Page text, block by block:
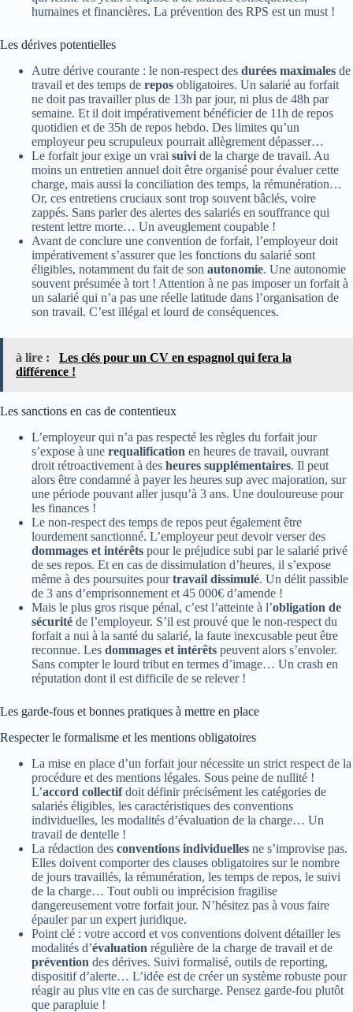
humaines et financières. La prévention des RPS est un must !
Les dérives potentielles
Autre dérive courante : le non-respect des durées maximales de
travail et des temps de repos obligatoires. Un salarié au forfait
ne doit pas travailler plus de 13h par jour, ni plus de 48h par
semaine. Et il doit impérativement bénéficier de 11h de repos
quotidien et de 35h de repos hebdo. Des limites qu’un
employeur peu scrupuleux pourrait allègrement dépasser…
Le forfait jour exige un vrai suivi de la charge de travail. Au
moins un entretien annuel doit être organisé pour évaluer cette
charge, mais aussi la conciliation des temps, la rémunération…
Or, ces entretiens cruciaux sont trop souvent bâclés, voire
zappés. Sans parler des alertes des salariés en souffrance qui
restent lettre morte… Un aveuglement coupable !
Avant de conclure une convention de forfait, l’employeur doit
impérativement s’assurer que les fonctions du salarié sont
éligibles, notamment du fait de son autonomie. Une autonomie
souvent présumée à tort ! Attention à ne pas imposer un forfait à
un salarié qui n’a pas une réelle latitude dans l’organisation de
son travail. C’est illégal et lourd de conséquences.
à lire :
Les clés pour un CV en espagnol qui fera la
différence !
Les sanctions en cas de contentieux
L’employeur qui n’a pas respecté les règles du forfait jour
s’expose à une requalification en heures de travail, ouvrant
droit rétroactivement à des heures supplémentaires. Il peut
alors être condamné à payer les heures sup avec majoration, sur
une période pouvant aller jusqu’à 3 ans. Une douloureuse pour
les finances !
Le non-respect des temps de repos peut également être
lourdement sanctionné. L’employeur peut devoir verser des
dommages et intérêts pour le préjudice subi par le salarié privé
de ses repos. Et en cas de dissimulation d’heures, il s’expose
même à des poursuites pourtravail dissimulé. Un délit passible
de 3 ans d’emprisonnement et 45 000€ d’amende !
Mais le plus gros risque pénal, c’est l’atteinte à l’obligation de
sécurité de l’employeur. S’il est prouvé que le non-respect du
forfait a nui à la santé du salarié, la faute inexcusable peut être
reconnue. Les dommages et intérêts peuvent alors s’envoler.
Sans compter le lourd tribut en termes d’image… Un crash en
réputation dont il est difficile de se relever !
Les garde-fous et bonnes pratiques à mettre en place
Respecter le formalisme et les mentions obligatoires
La mise en place d’un forfait jour nécessite un strict respect de la
procédure et des mentions légales. Sous peine de nullité !
L’accord collectifdoit définir précisément les catégories de
salariés éligibles, les caractéristiques des conventions
individuelles, les modalités d’évaluation de la charge… Un
travail de dentelle !
La rédaction des conventions individuelles ne s’improvise pas.
Elles doivent comporter des clauses obligatoires sur le nombre
de jours travaillés, la rémunération, les temps de repos, le suivi
de la charge… Tout oubli ou imprécision fragilise
dangereusement votre forfait jour. N’hésitez pas à vous faire
épauler par un expert juridique.
Point clé : votre accord et vos conventions doivent détailler les
modalités d’évaluation régulière de la charge de travail et de
prévention des dérives. Suivi formalisé, outils de reporting,
dispositif d’alerte… L’idée est de créer un système robuste pour
réagir au plus vite en cas de surcharge. Pensez garde-fou plutôt
que parapluie !